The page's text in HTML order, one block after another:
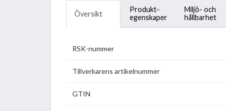
Översikt
Produkt-
egenskaper
Miljö- och
hållbarhet
RSK-nummer
Tillverkarens artikelnummer
GTIN